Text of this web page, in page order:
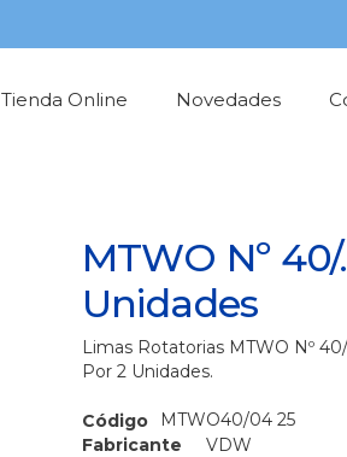
Tienda Online Novedades
MTWO Nº
Unidades
Limas Rotatorias MTWO Nº
Por 2 Unidades.
Código
MTWO40/04 25
Fabricante
VDW